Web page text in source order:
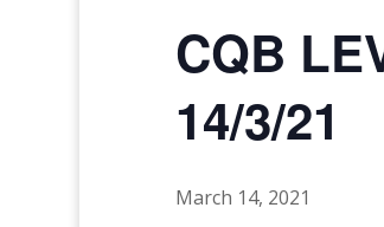
CQB
14/3/21
March 14, 2021